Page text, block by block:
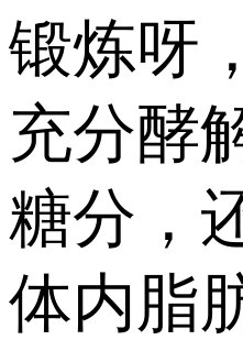
锻炼呀
充分酵
糖分，
体内脂